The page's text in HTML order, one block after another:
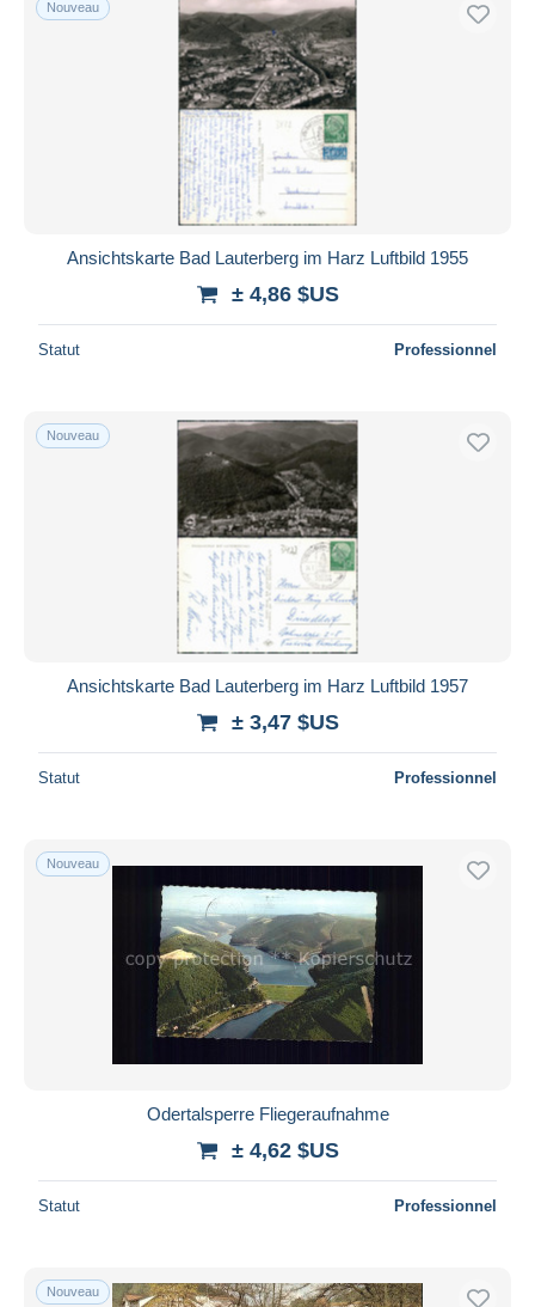
Uniquement en réduction
Livraison gratuite
Méthodes de paiement
PayPal
Virement bancaire
Mastercard
Bancontact
Tout désélectionner
Monde entier
Appliquer
Nouveau
Ansichtskarte Bad Lauterberg im Harz Luftbild 1955
± 4,86 $US
Statut Professionnel
Nouveau
Ansichtskarte Bad Lauterberg im Harz Luftbild 1957
± 3,47 $US
Statut Professionnel
Nouveau
Odertalsperre Fliegeraufnahme
± 4,62 $US
Statut Professionnel
Nouveau